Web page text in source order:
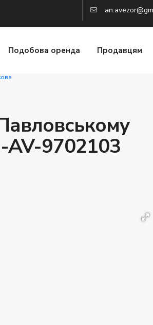
Подобова оренда Продавцям
AV-9702103